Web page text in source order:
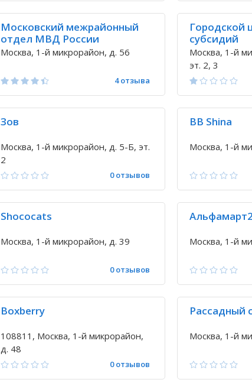
Московский межрайонный
отдел МВД России
Москва, 1-й микрорайон, д. 56
4 отзыва
Городской
субсидий
Москва, 1-й
эт. 2, 3
Зов
Москва, 1-й микрорайон, д. 5-Б, эт.
2
0 отзывов
BB Shina
Москва, 1-й
Shococats
Москва, 1-й микрорайон, д. 39
0 отзывов
Москва, 1-й
Boxberry
108811, Москва, 1-й микрорайон,
д. 48
0 отзывов
Рассадный
Москва, 1-й